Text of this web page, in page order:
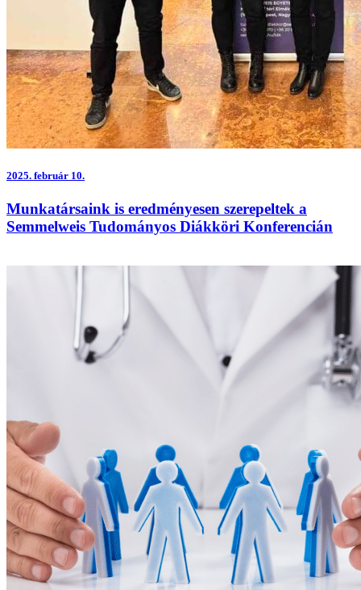
2025. február 10.
Munkatársaink is eredményesen szerepeltek a
Semmelweis Tudományos Diákköri Konferencián